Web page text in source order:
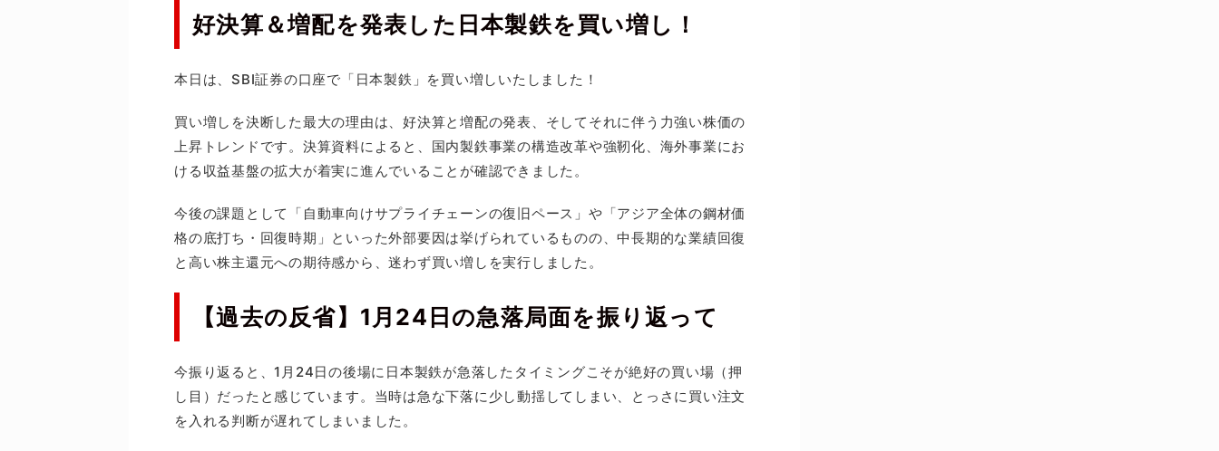
好決算＆増配を発表した日本製鉄を買い増し！
本日は、SBI証券の口座で「日本製鉄」を買い増しいたしました！
買い増しを決断した最大の理由は、好決算と増配の発表、そしてそれに伴う力強い株価の
上昇トレンドです。決算資料によると、国内製鉄事業の構造改革や強靭化、海外事業にお
ける収益基盤の拡大が着実に進んでいることが確認できました。
今後の課題として「自動車向けサプライチェーンの復旧ペース」や「アジア全体の鋼材価
格の底打ち・回復時期」といった外部要因は挙げられているものの、中長期的な業績回復
と高い株主還元への期待感から、迷わず買い増しを実行しました。
【過去の反省】1月24日の急落局面を振り返って
今振り返ると、1月24日の後場に日本製鉄が急落したタイミングこそが絶好の買い場（押
し目）だったと感じています。当時は急な下落に少し動揺してしまい、とっさに買い注文
を入れる判断が遅れてしまいました。